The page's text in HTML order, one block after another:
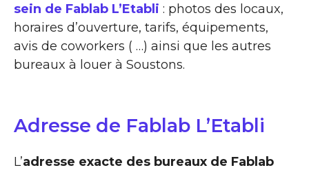
sein de Fablab L’Etabli : photos des locaux,
horaires d’ouverture, tarifs, équipements,
avis de coworkers ( …) ainsi que les autres
bureaux à louer à Soustons.
Adresse de Fablab L’Etabli
L’adresse exacte des bureaux de Fablab